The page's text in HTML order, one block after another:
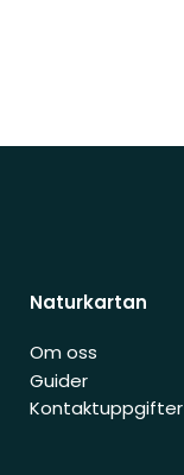
Naturkartan
Om oss
Guider
Kontaktuppgifter